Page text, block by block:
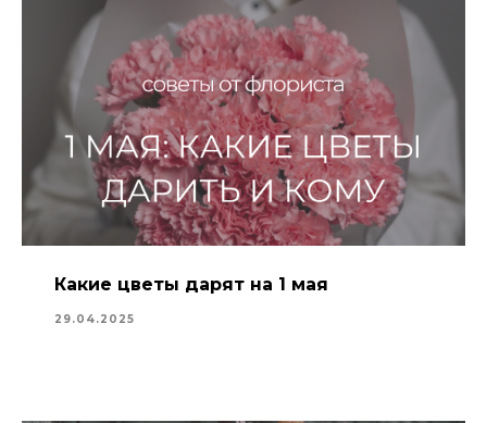
Какие цветы дарят на 1 мая
29.04.2025